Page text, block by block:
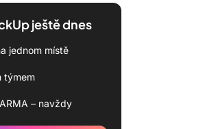
ještě dnes
jednom místě
týmem
– navždy